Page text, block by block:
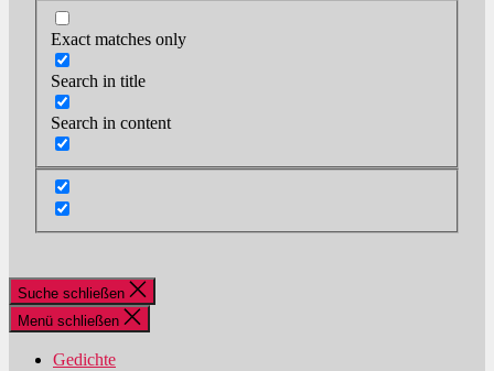
Exact matches only
Search in title
Search in content
Suche schließen
Menü schließen
Gedichte